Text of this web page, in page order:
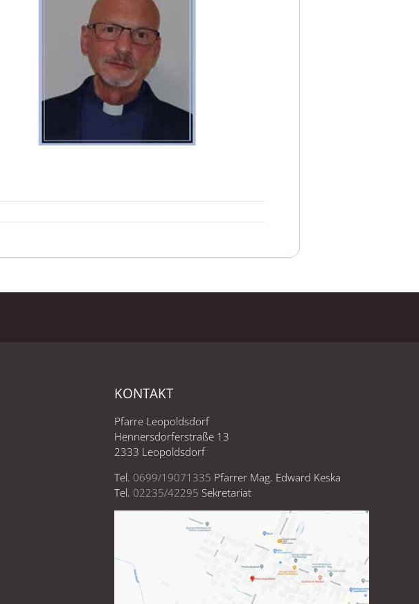
KONTAKT
Pfarre Leopoldsdorf
Hennersdorferstraße 13
2333 Leopoldsdorf
Tel. 0699/19071335 Pfarrer Mag. Edward Keska
Tel. 02235/42295 Sekretariat